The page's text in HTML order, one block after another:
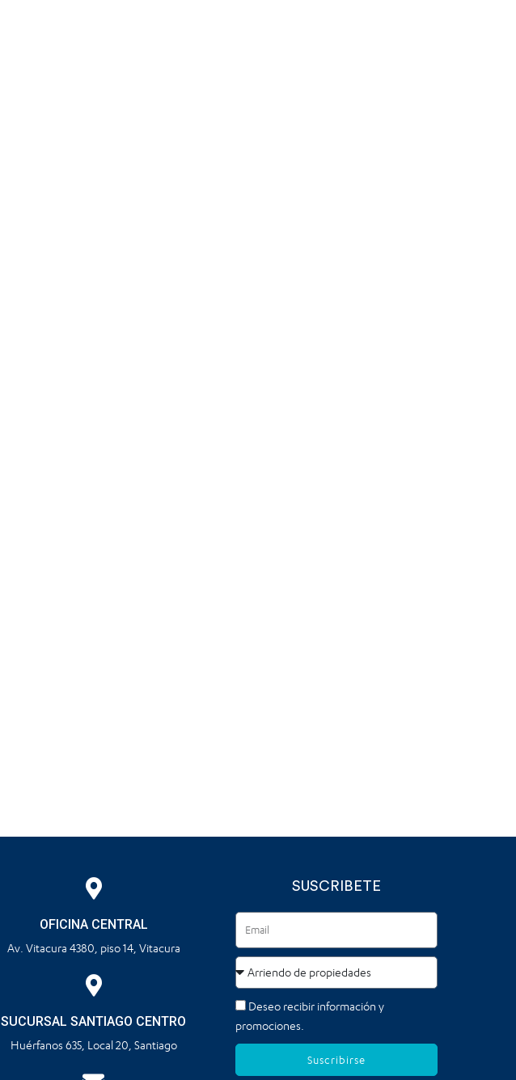
OFICINA CENTRAL
Av. Vitacura 4380, piso 14, Vitacura
SUCURSAL SANTIAGO CENTRO
Huérfanos 635, Local 20, Santiago
SUSCRIBETE
Deseo recibir información y
promociones.
Suscribirse